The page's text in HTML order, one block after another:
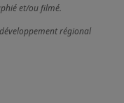
et/ou filmé.
régional